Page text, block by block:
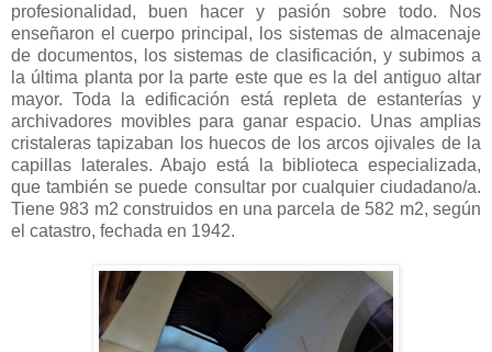
profesionalidad, buen hacer y pasión sobre todo. Nos
enseñaron el cuerpo principal, los sistemas de almacenaje
de documentos, los sistemas de clasificación, y subimos a
la última planta por la parte este que es la del antiguo altar
mayor. Toda la edificación está repleta de estanterías y
archivadores movibles para ganar espacio. Unas amplias
cristaleras tapizaban los huecos de los arcos ojivales de la
capillas laterales. Abajo está la biblioteca especializada,
que también se puede consultar por cualquier ciudadano/a.
Tiene 983 m2 construidos en una parcela de 582 m2, según
el catastro, fechada en 1942.